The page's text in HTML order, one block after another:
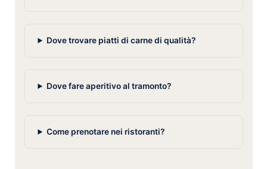
Dove trovare piatti di carne di qualità?
Dove fare aperitivo al tramonto?
Come prenotare nei ristoranti?